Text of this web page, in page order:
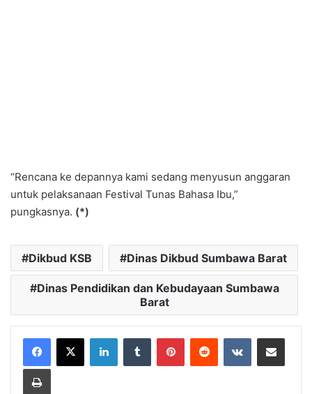
“Rencana ke depannya kami sedang menyusun anggaran
untuk pelaksanaan Festival Tunas Bahasa Ibu,”
pungkasnya. (*)
Dikbud KSB Dinas Dikbud Sumbawa Barat
Dinas Pendidikan dan Kebudayaan Sumbawa
Barat
LinkedInTumblr PinterestReddit VKontakteBagikan Lewat Email
Cetak